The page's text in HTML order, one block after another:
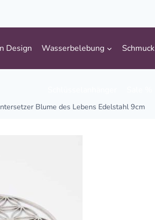
Design Wasserbelebung Schmuck
Blume des Lebens Edelstahl 9cm